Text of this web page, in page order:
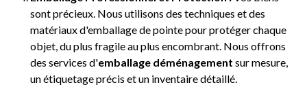
sont précieux. Nous utilisons des techniques et des
matériaux d'emballage de pointe pour protéger chaque
objet, du plus fragile au plus encombrant. Nous offrons
des services d'emballage déménagement sur mesure,
un étiquetage précis et un inventaire détaillé.